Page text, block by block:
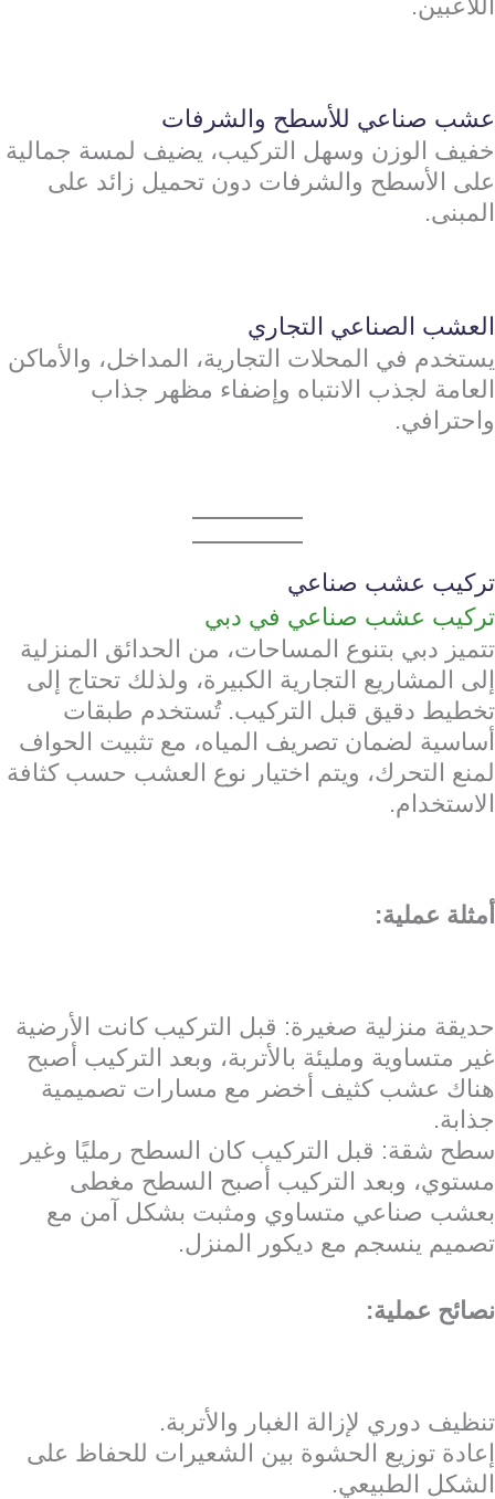
اللاعبين.
عشب صناعي للأسطح والشرفات
خفيف الوزن وسهل التركيب، يضيف لمسة جمالية
على الأسطح والشرفات دون تحميل زائد على
المبنى.
العشب الصناعي التجاري
يستخدم في المحلات التجارية، المداخل، والأماكن
العامة لجذب الانتباه وإضفاء مظهر جذاب
واحترافي.
تركيب عشب صناعي
تركيب عشب صناعي في دبي
تتميز دبي بتنوع المساحات، من الحدائق المنزلية
إلى المشاريع التجارية الكبيرة، ولذلك تحتاج إلى
تخطيط دقيق قبل التركيب. تُستخدم طبقات
أساسية لضمان تصريف المياه، مع تثبيت الحواف
لمنع التحرك، ويتم اختيار نوع العشب حسب كثافة
الاستخدام.
أمثلة عملية:
حديقة منزلية صغيرة: قبل التركيب كانت الأرضية
غير متساوية ومليئة بالأتربة، وبعد التركيب أصبح
هناك عشب كثيف أخضر مع مسارات تصميمية
جذابة.
سطح شقة: قبل التركيب كان السطح رمليًا وغير
مستوي، وبعد التركيب أصبح السطح مغطى
بعشب صناعي متساوي ومثبت بشكل آمن مع
تصميم ينسجم مع ديكور المنزل.
نصائح عملية:
تنظيف دوري لإزالة الغبار والأتربة.
إعادة توزيع الحشوة بين الشعيرات للحفاظ على
الشكل الطبيعي.